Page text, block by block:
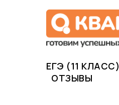
ЕГЭ (11 КЛАСС)
ОТЗЫВЫ